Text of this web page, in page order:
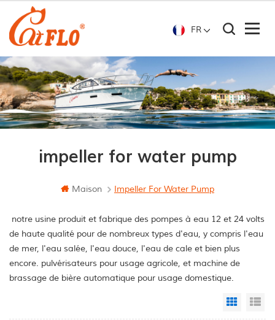
FR
impeller for water pump
Maison Impeller For Water Pump
notre usine produit et fabrique des pompes à eau 12 et 24 volts
de haute qualité pour de nombreux types d'eau, y compris l'eau
de mer, l'eau salée, l'eau douce, l'eau de cale et bien plus
encore. pulvérisateurs pour usage agricole, et machine de
brassage de bière automatique pour usage domestique.
Grid